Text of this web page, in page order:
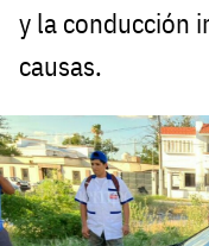
y la conducción
causas.